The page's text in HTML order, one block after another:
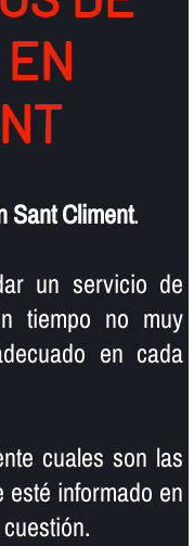
Sant Climent.
un servicio de
tiempo no muy
en cada
cuales son las
informado en